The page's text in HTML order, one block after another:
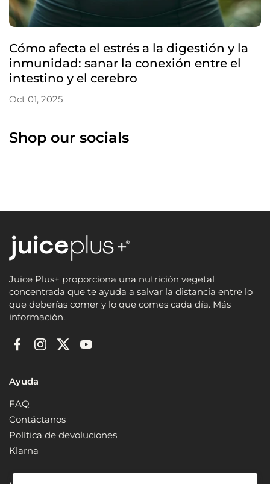
Cómo afecta el estrés a la digestión y la
inmunidad: sanar la conexión entre el
intestino y el cerebro
Oct 01, 2025
Shop our socials
Juice Plus+ proporciona una nutrición vegetal
concentrada que te ayuda a salvar la distancia entre lo
que deberías comer y lo que comes cada día. Más
información.
FacebookInstagram
TwitterYouTube
Ayuda
FAQ
Contáctanos
Política de devoluciones
Klarna